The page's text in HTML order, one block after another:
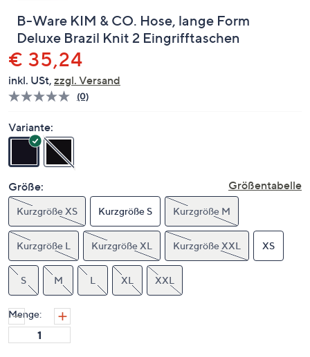
B-Ware KIM & CO. Hose, lange Form
Deluxe Brazil Knit 2 Eingrifftaschen
Gelöscht
€ 35,24
inkl. USt, zzgl. Versand
Bisher
auf
derselben
Seite.
(0)
Variante:
Größe: Größentabelle
Kurzgröße XS Kurzgröße S Kurzgröße M
Kurzgröße L Kurzgröße XL Kurzgröße XXL XS
S M L XL XXL
Menge: